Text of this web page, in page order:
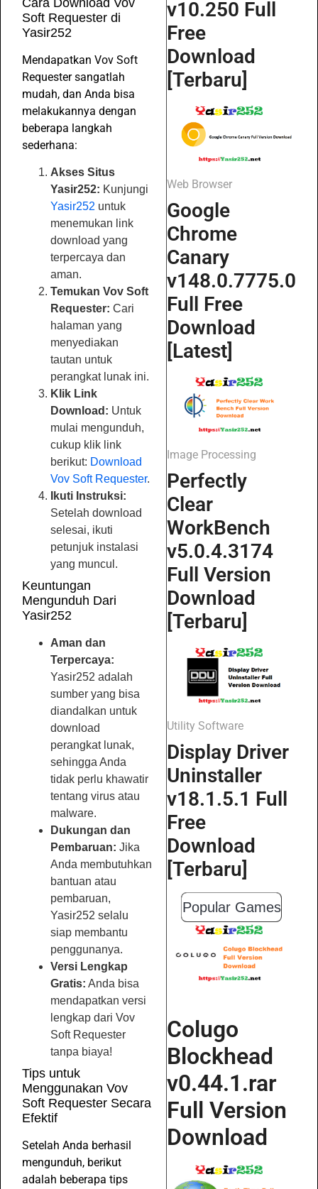
Soft Requester di
Yasir252
Mendapatkan Vov Soft
Requester sangatlah
mudah, dan Anda bisa
melakukannya dengan
beberapa langkah
sederhana:
Akses Situs
Yasir252: Kunjungi
Yasir252 untuk
menemukan link
download yang
terpercaya dan
aman.
Temukan Vov Soft
Requester: Cari
halaman yang
menyediakan
tautan untuk
perangkat lunak ini.
Klik Link
Download: Untuk
mulai mengunduh,
cukup klik link
berikut: Download
Vov Soft Requester.
Ikuti Instruksi:
Setelah download
selesai, ikuti
petunjuk instalasi
yang muncul.
Keuntungan
Mengunduh Dari
Yasir252
Aman dan
Terpercaya:
Yasir252 adalah
sumber yang bisa
diandalkan untuk
download
perangkat lunak,
sehingga Anda
tidak perlu khawatir
tentang virus atau
malware.
Dukungan dan
Pembaruan: Jika
Anda membutuhkan
bantuan atau
pembaruan,
Yasir252 selalu
siap membantu
penggunanya.
Versi Lengkap
Gratis: Anda bisa
mendapatkan versi
lengkap dari Vov
Soft Requester
tanpa biaya!
Tips untuk
Menggunakan Vov
Soft Requester Secara
Efektif
Setelah Anda berhasil
mengunduh, berikut
adalah beberapa tips
v10.250 Full
Free
Download
[Terbaru]
Web Browser
Google
Chrome
Canary
v148.0.7775.0
Full Free
Download
[Latest]
Image Processing
Perfectly
Clear
WorkBench
v5.0.4.3174
Full Version
Download
[Terbaru]
Utility Software
Display Driver
Uninstaller
v18.1.5.1 Full
Free
Download
[Terbaru]
Popular Games
Colugo
Blockhead
v0.44.1.rar
Full Version
Download